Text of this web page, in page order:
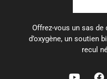
Offrez-vous un sas
d’oxygène, un soutien
recul